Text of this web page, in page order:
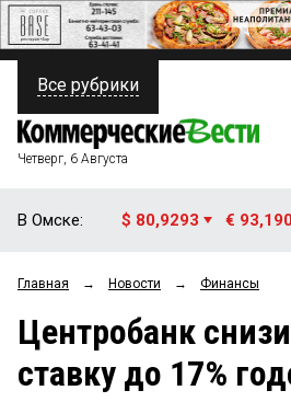
ПОЛИТИКА
ФИНАНСЫ
ОБЩЕСТВО
ЗАКОН
НОВОСТИ КОМПАНИЙ
Все рубрики
Четверг, 6 Августа
В Омске: $ 80,9293 €
Главная → Новости → Финансы
Центробанк
ставку до 17%